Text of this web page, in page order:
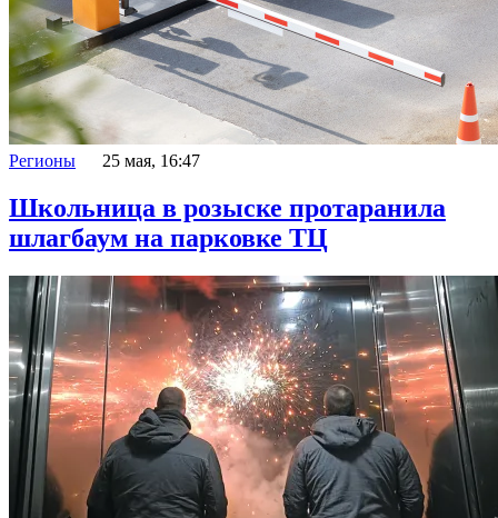
Регионы 25 мая, 16:47
Школьница в розыске протаранила
шлагбаум на парковке ТЦ